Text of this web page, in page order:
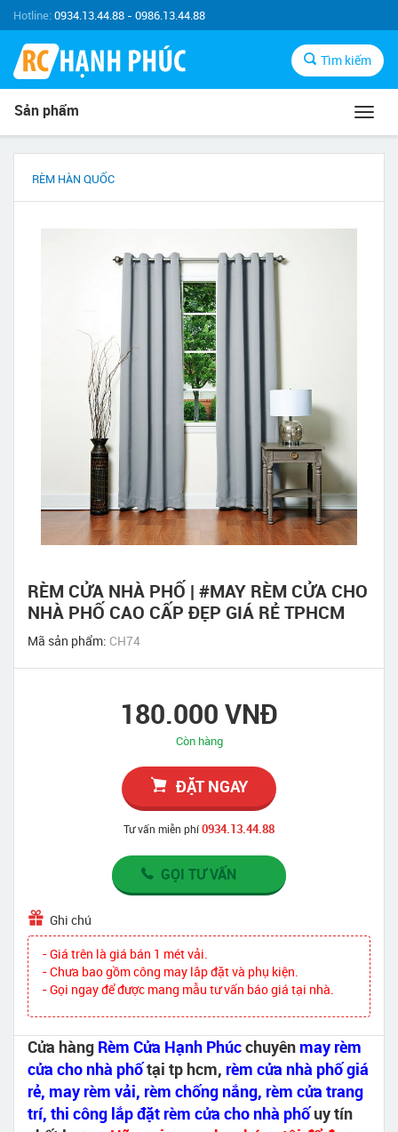
Hotline:0934.13.44.88 - 0986.13.44.88
Tìm kiếm
Sản phẩm
RÈM HÀN QUỐC
RÈM CỬA NHÀ PHỐ | #MAY RÈM CỬA CHO
NHÀ PHỐ CAO CẤP ĐẸP GIÁ RẺ TPHCM
Mã sản phẩm: CH74
180.000 VNĐ
Còn hàng
ĐẶT NGAY
Tư vấn miễn phí0934.13.44.88
GỌI TƯ VẤN
Ghi chú
- Giá trên là giá bán 1 mét vải.
- Chưa bao gồm công may lắp đặt và phụ kiện.
- Gọi ngay để được mang mẫu tư vấn báo giá tại nhà.
Cửa hàng Rèm Cửa Hạnh Phúcchuyên may rèm
cửa cho nhà phốtại tp hcm, rèm cửa nhà phố giá
rẻ, may rèm vải, rèm chống nắng, rèm cửa trang
trí, thi công lắp đặt rèm cửa cho nhà phốuy tín